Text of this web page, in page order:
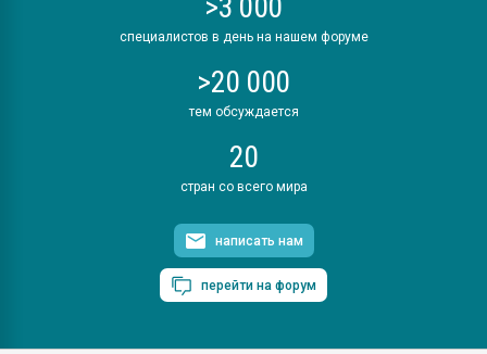
специалистов в день на нашем форуме
>20 000
тем обсуждается
20
стран со всего мира
написать нам
перейти на форум